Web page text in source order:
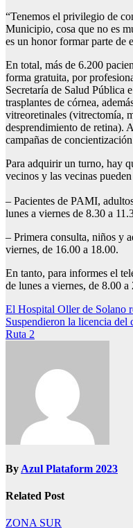
“Tenemos el privilegio de
Municipio, cosa que no es
es un honor formar parte de
En total, más de 6.200
forma gratuita, por
Secretaría de Salud Pública
trasplantes de córnea,
vitreoretinales (vitrectomía,
desprendimiento de retina).
campañas de
Para adquirir un turno, hay
vecinos y las vecinas
– Pacientes de PAMI,
lunes a viernes de 8.30 a
– Primera consulta, niños y
viernes, de 16.00 a 18.00.
En tanto, para informes el
de lunes a viernes, de 8.00 a
Navegación
de
El Hospital Oller de Solano
Suspendieron la licencia del
Ruta 2
By Azul Plataform 2023
Related Post
ZONA SUR